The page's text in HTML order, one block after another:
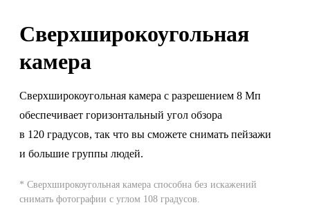
Сверхшироко­угольная
камера
Сверхширокоугольная камера с разрешением 8 Мп
обеспечивает горизонтальный угол обзора
в 120 градусов, так что вы сможете снимать пейзажи
и большие группы людей.
* Сверхширокоугольная камера способна без искажений
снимать фотографии с углом 108 градусов.